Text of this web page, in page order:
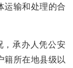
运输和处理的合
承办人凭公安
籍所在地县级以